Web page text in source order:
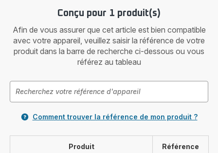
Conçu pour 1 produit(s)
Afin de vous assurer que cet article est bien compatible
avec votre appareil, veuillez saisir la référence de votre
produit dans la barre de recherche ci-dessous ou vous
référez au tableau
Comment trouver la référence de mon produit ?
Produit Référence